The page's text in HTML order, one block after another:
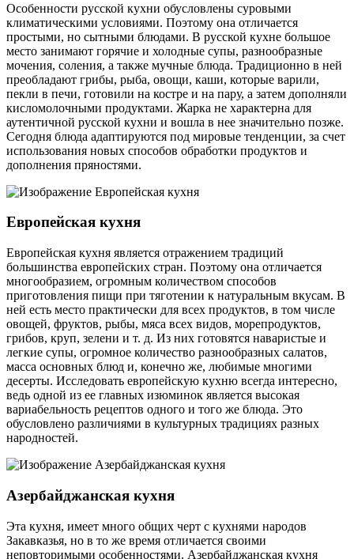
Особенности русской кухни обусловлены суровыми
климатическими условиями. Поэтому она отличается
простыми, но сытными блюдами. В русской кухне большое
место занимают горячие и холодные супы, разнообразные
мочения, соления, а также мучные блюда. Традиционно в ней
преобладают грибы, рыба, овощи, каши, которые варили,
пекли в печи, готовили на костре и на пару, а затем дополняли
кисломолочными продуктами. Жарка не характерна для
аутентичной русской кухни и вошла в нее значительно позже.
Сегодня блюда адаптируются под мировые тенденции, за счет
использования новых способов обработки продуктов и
дополнения пряностями.
Европейская кухня
Европейская кухня является отражением традиций
большинства европейских стран. Поэтому она отличается
многообразием, огромным количеством способов
приготовления пищи при тяготении к натуральным вкусам. В
ней есть место практически для всех продуктов, в том числе
овощей, фруктов, рыбы, мяса всех видов, морепродуктов,
грибов, круп, зелени и т. д. Из них готовятся наваристые и
легкие супы, огромное количество разнообразных салатов,
масса основных блюд и, конечно же, любимые многими
десерты. Исследовать европейскую кухню всегда интересно,
ведь одной из ее главных изюминок является высокая
вариабельность рецептов одного и того же блюда. Это
обусловлено различиями в культурных традициях разных
народностей.
Азербайджанская кухня
Эта кухня, имеет много общих черт с кухнями народов
Закавказья, но в то же время отличается своими
неповторимыми особенностями. Азербайджанская кухня